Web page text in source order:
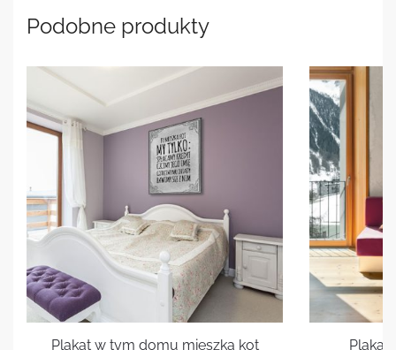
Podobne produkty
Plakat w tym domu mieszka kot Plakat